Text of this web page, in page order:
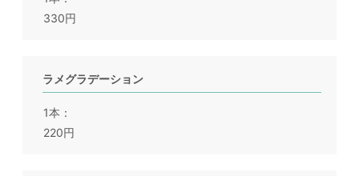
330円
ラメグラデーション
1本
220円